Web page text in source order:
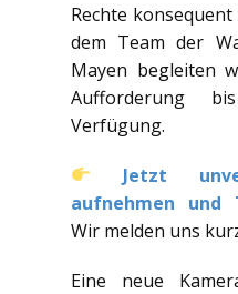
Rechte
dem Team der
Mayen begleiten
Aufforderung
Verfügung.
Jetzt
aufnehmen und
Wir melden uns
Eine neue